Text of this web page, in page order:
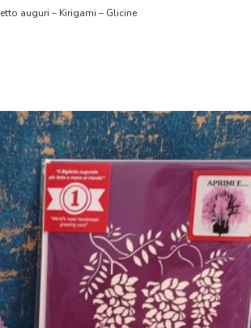
auguri – Kirigami – Glicine